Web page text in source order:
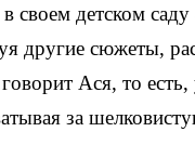
своем детском
другие сюжеты,
Ася, то
за